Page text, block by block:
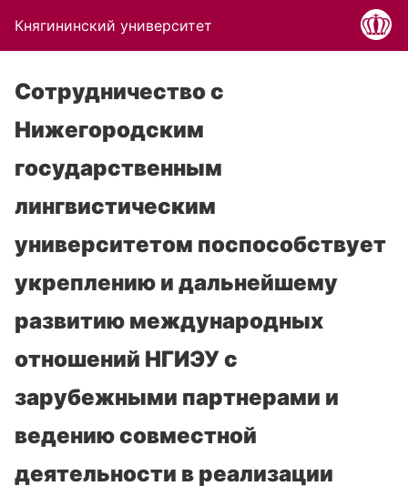
Княгининский университет
Сотрудничество с
Нижегородским
государственным
лингвистическим
университетом поспособствует
укреплению и дальнейшему
развитию международных
отношений НГИЭУ с
зарубежными партнерами и
ведению совместной
деятельности в реализации